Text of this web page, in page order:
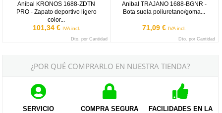
Anibal KRONOS 1688-ZDTN
PRO - Zapato deportivo ligero
color...
101,34 € IVA incl.
Dto. por Cantidad
Anibal TRAJANO 1688-BGNR -
Bota suela poliuretano/goma...
71,09 € IVA incl.
Dto. por Cantidad
¿POR QUÉ COMPRARLO EN NUESTRA TIENDA?
SERVICIO
COMPRA SEGURA
FACILIDADES EN LA